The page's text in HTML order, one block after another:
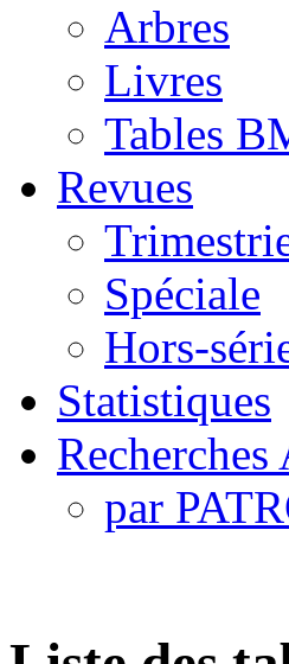
Arbres
Livres
Tables
Revues
Spéciale
Hors-
Statistiques
Recherches
par